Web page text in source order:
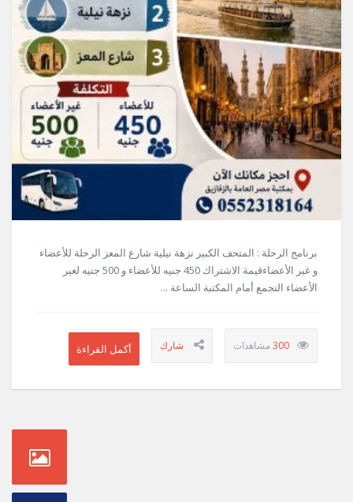
برنامج الرحلة : المتحف الكبير نزهة نيلية شارع المعز الرحلة للأعضاء
و غير الأعضاءقيمة الاشتراك 450 جنيه للأعضاء و 500 جنيه لغير
الأعضاء التجمع أمام المكتبة الساعة ...
300